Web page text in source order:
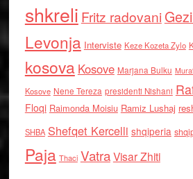
shkreli Fritz radovani
Levonja Interviste Keze Kozeta Zylo
kosova Kosove Marjana Bulku
Kosove Nene Tereza presidenti Nishani
Floqi Raimonda Moisiu Ramiz Lushaj
SHBA Shefqet Kercelli shqiperia
Paja Thaci VatraVisar Zhiti